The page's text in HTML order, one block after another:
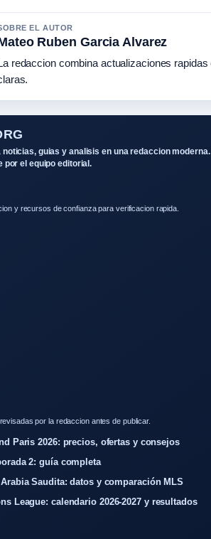
EL AUTOR
Ruben Garcia Alvarez
redaccion combina actualizaciones
guias y analisis en una redaccion moderna.
por el equipo editorial.
y recursos de confianza para verificacion rapida.
por la redaccion antes de publicar.
Paris 2026: precios, ofertas y consejos
2: guía completa
Saudita: datos y comparación MLS
League: calendario 2026-2027 y resultados